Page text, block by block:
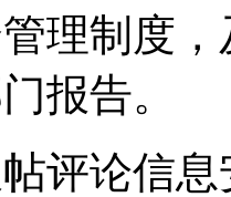
理制度
报告。
帖评论信